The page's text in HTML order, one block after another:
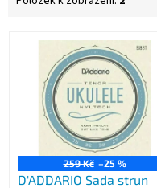
259 Kč –25 %
D'ADDARIO Sada strun